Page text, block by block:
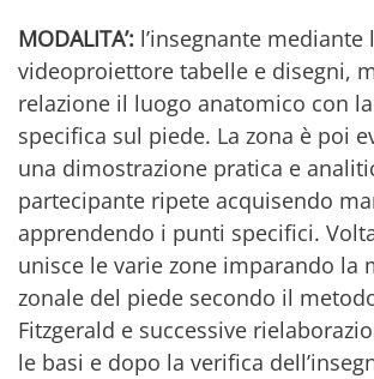
MODALITA’: l’insegnante mediante
videoproiettore tabelle e disegni,
relazione il luogo anatomico con
specifica sul piede. La zona è poi
una dimostrazione pratica e
partecipante ripete acquisendo
apprendendo i punti specifici.
unisce le varie zone imparando la
zonale del piede secondo il
Fitzgerald e successive
le basi e dopo la verifica